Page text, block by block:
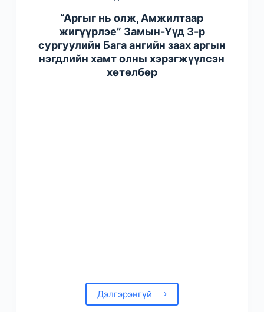
“Аргыг нь олж, Амжилтаар
жигүүрлэе” Замын-Үүд 3-р
сургуулийн Бага ангийн заах аргын
нэгдлийн хамт олны хэрэгжүүлсэн
хөтөлбөр
Дэлгэрэнгүй